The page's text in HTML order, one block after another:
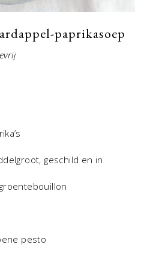
paprikasoep
geschild en in
pesto